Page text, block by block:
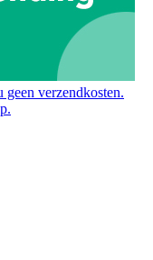
verzendkosten.